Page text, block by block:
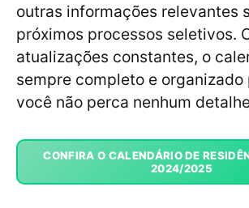
outras informações relevantes
próximos processos seletivos.
atualizações constantes, o
sempre completo e organizado
você não perca nenhum
CONFIRA O CALENDÁRIO DE
2024/2025